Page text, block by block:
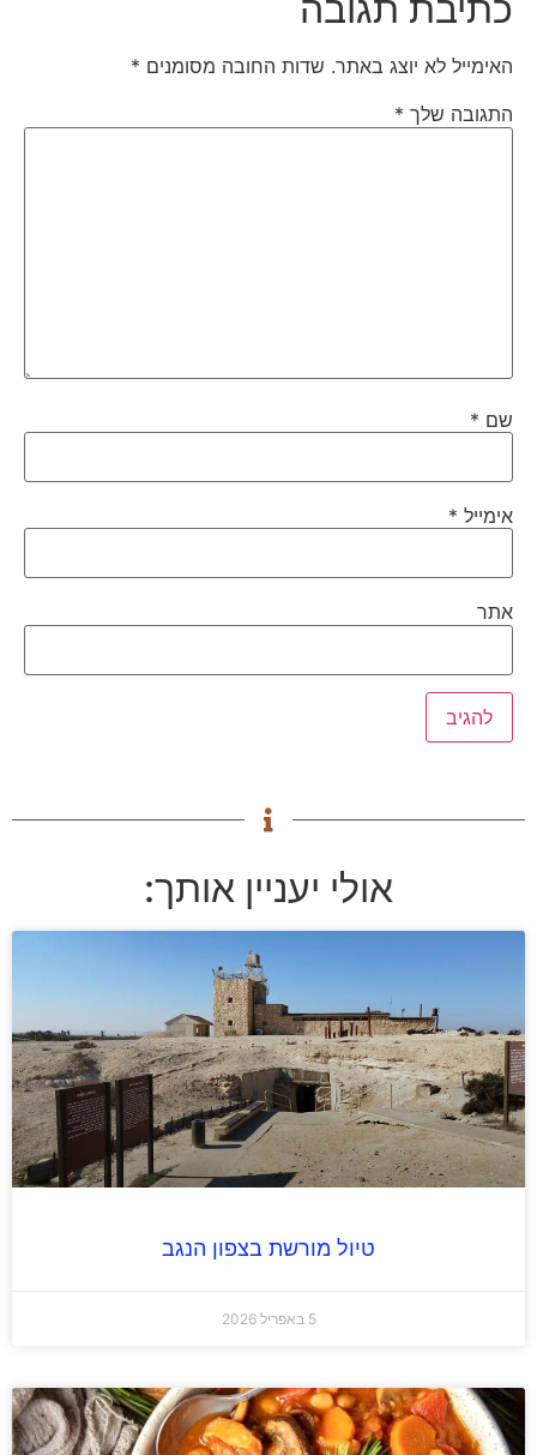
האימייל לא יוצג באתר. שדות החובה מסומנים*
התגובה שלך*
שם*
אימייל*
אתר
אולי יעניין אותך:
טיול מורשת בצפון הנגב